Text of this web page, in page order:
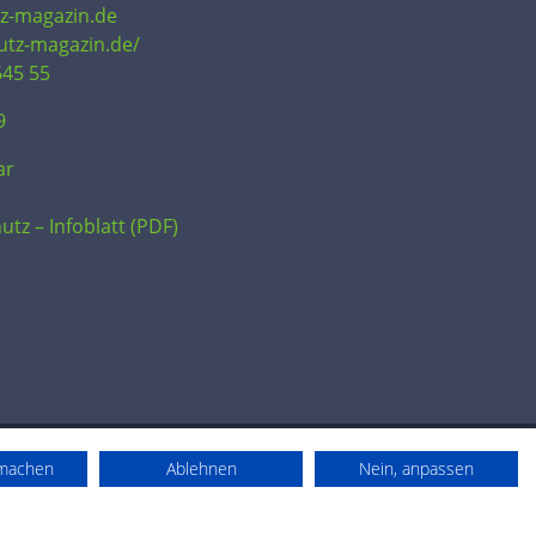
magazin.de
magazin.de/
55
– Infoblatt (PDF)
Ablehnen Nein, anpassen